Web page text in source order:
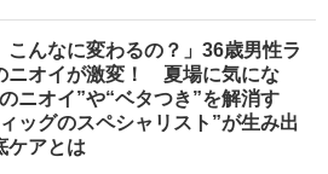
こんなに変わるの？」36歳男性ラ
ニオイが激変！ 夏場に気にな
ニオイ”や“ベタつき”を解消す
ッグのスペシャリスト”が生み出
ケアとは